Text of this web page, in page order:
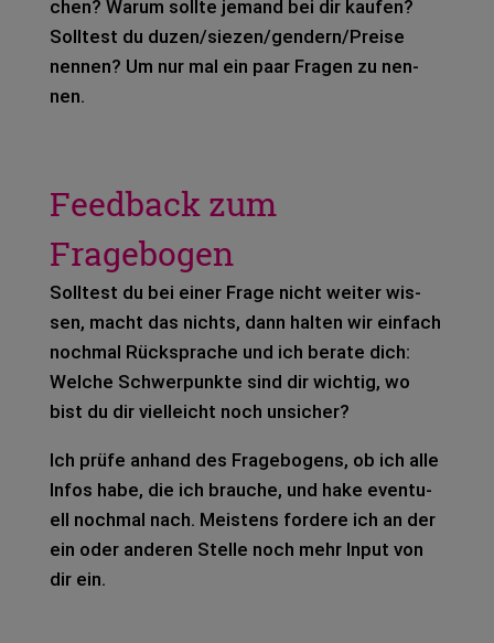
chen? Warum soll­te jemand bei dir kau­fen?
Soll­test du duzen/siezen/gendern/Preise
nen­nen? Um nur mal ein paar Fra­gen zu nen­
nen.
Feedback zum
Fragebogen
Soll­test du bei einer Frage nicht wei­ter wis­
sen, macht das nichts, dann hal­ten wir ein­fach
noch­mal Rück­spra­che und ich bera­te dich:
Wel­che Schwer­punk­te sind dir wich­tig, wo
bist du dir viel­leicht noch unsi­cher?
Ich prüfe anhand des Fra­ge­bo­gens, ob ich alle
Infos habe, die ich brau­che, und hake even­tu­
ell noch­mal nach. Meis­tens for­de­re ich an der
ein oder ande­ren Stel­le noch mehr Input von
dir ein.